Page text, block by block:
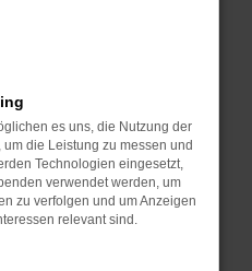
vorübergehende
Browser und dein
neuesten Stand
nicht nur ein
kann auch dazu
Funktionen nicht mehr
es uns, die Nutzung der
die Leistung zu messen und
Technologien eingesetzt,
verwendet werden, um
zu verfolgen und um Anzeigen
relevant sind.